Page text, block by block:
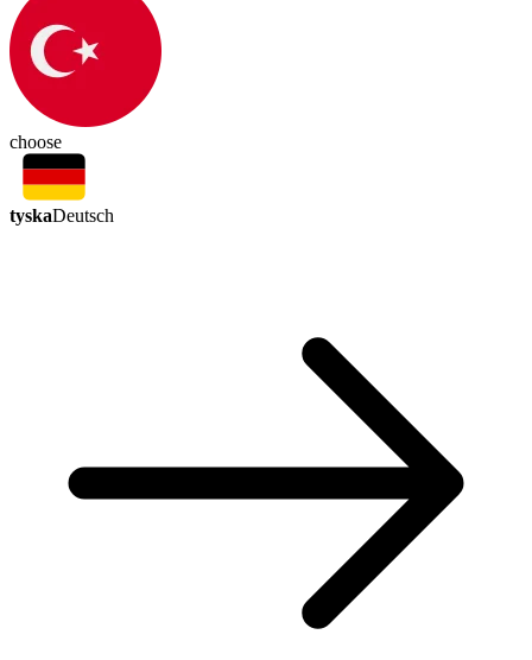
choose
tyskaDeutsch